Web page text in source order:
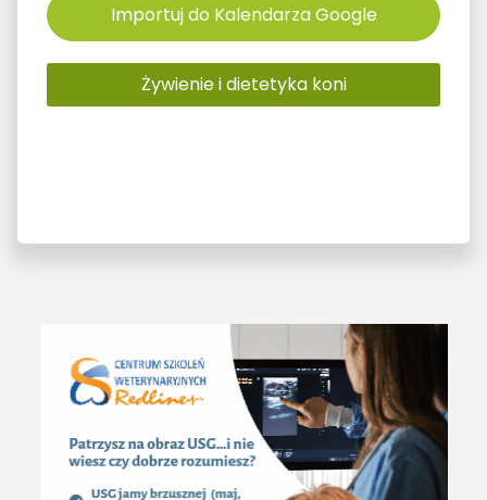
Importuj do Kalendarza Google
Żywienie i dietetyka koni